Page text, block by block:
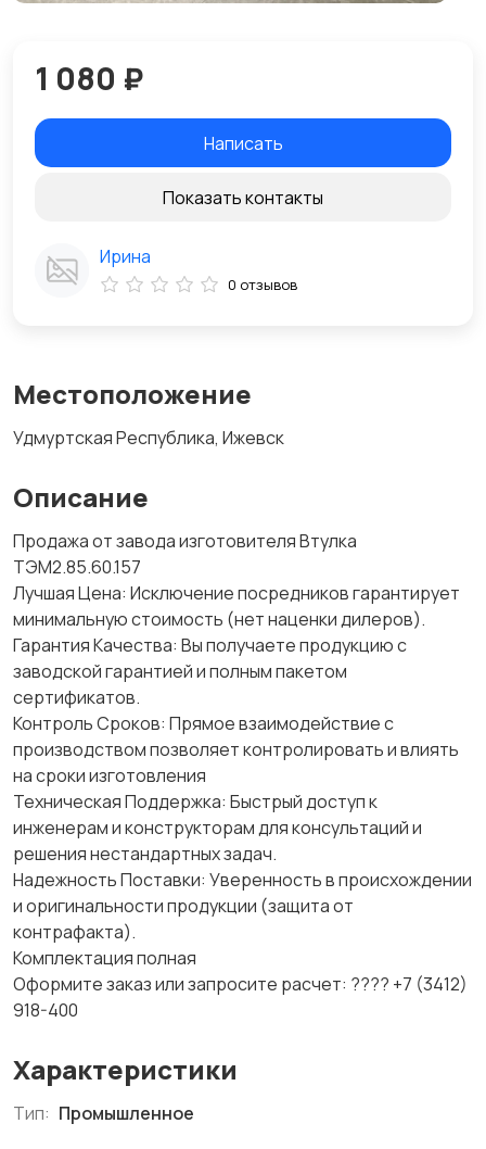
Местоположение
Удмуртская Республика, Ижевск
Описание
Продажа от завода изготовителя Втулка
ТЭМ2.85.60.157
Лучшая Цена: Исключение посредников гарантирует
минимальную стоимость (нет наценки дилеров).
Гарантия Качества: Вы получаете продукцию с
заводской гарантией и полным пакетом
сертификатов.
Контроль Сроков: Прямое взаимодействие с
производством позволяет контролировать и влиять
на сроки изготовления
Техническая Поддержка: Быстрый доступ к
инженерам и конструкторам для консультаций и
решения нестандартных задач.
Надежность Поставки: Уверенность в происхождении
и оригинальности продукции (защита от
контрафакта).
Комплектация полная
Оформите заказ или запросите расчет: ???? +7 (3412)
918-400
Характеристики
Тип: Промышленное
1 080 ₽
Написать
Показать контакты
Ирина
0 отзывов